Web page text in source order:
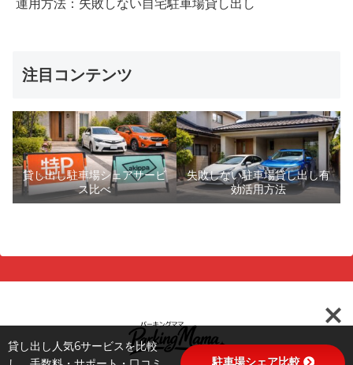
運用方法：失敗しない自宅駐車場貸し出し
注目コンテンツ
貸し出し駐車場シェアサービ
ス比べ
失敗しない駐車場貸し出し有
効活用方法
貸し出し人気6サービスを比較
駐車場シェア比較